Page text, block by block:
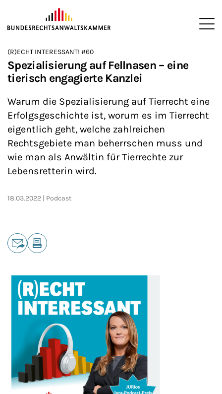
ZUM HAUPTINHALT SPRINGEN
Sie befinden sich hier:
>
Startseite
>
Newsroom
>
Podcasts
(R)ECHT INTERESSANT! #60
Spezialisierung auf Fellnasen – eine
tierisch engagierte Kanzlei
Warum die Spezialisierung auf Tierrecht eine
Erfolgsgeschichte ist, worum es im Tierrecht
eigentlich geht, welche zahlreichen
Rechtsgebiete man beherrschen muss und
wie man als Anwältin für Tierrechte zur
Lebensretterin wird.
18.03.2022 Podcast
Teilen